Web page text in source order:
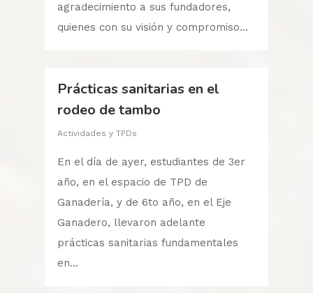
agradecimiento a sus fundadores,
quienes con su visión y compromiso...
Prácticas sanitarias en el
rodeo de tambo
Actividades y TPDs
En el día de ayer, estudiantes de 3er
año, en el espacio de TPD de
Ganadería, y de 6to año, en el Eje
Ganadero, llevaron adelante
prácticas sanitarias fundamentales
en...